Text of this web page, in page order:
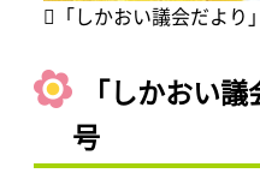
「しかおい議会だより
「しかおい
号